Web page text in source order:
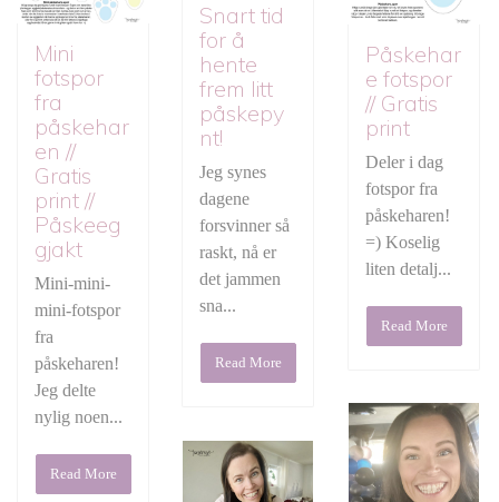
Mini
fotspor
fra
påskehar
en //
Gratis
print //
Påskeeg
gjakt
Mini-mini-
mini-fotspor
fra
påskeharen!
Jeg delte
nylig noen...
Read More
Påskehar
e fotspor
// Gratis
print
Deler i dag
fotspor fra
påskeharen!
=) Koselig
liten detalj...
Read More
Snart tid
for å
hente
frem litt
påskepy
nt!
Jeg synes
dagene
forsvinner så
raskt, nå er
det jammen
sna...
Read More